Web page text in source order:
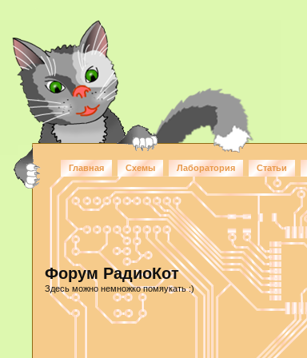
Главная Схемы Лаборатория Статьи
Форум РадиоКот
Здесь можно немножко помяукать :)